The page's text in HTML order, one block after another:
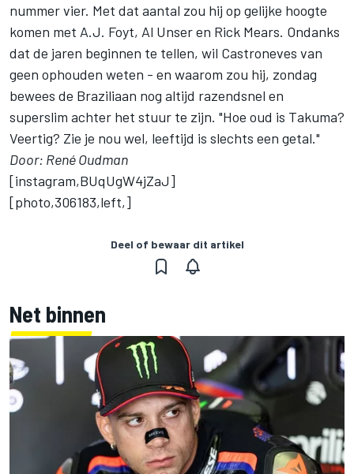
nummer vier. Met dat aantal zou hij op gelijke hoogte
komen met A.J. Foyt, Al Unser en Rick Mears. Ondanks
dat de jaren beginnen te tellen, wil Castroneves van
geen ophouden weten - en waarom zou hij, zondag
bewees de Braziliaan nog altijd razendsnel en
superslim achter het stuur te zijn. "Hoe oud is Takuma?
Veertig? Zie je nou wel, leeftijd is slechts een getal."
Door: René Oudman
[instagram,BUqUgW4jZaJ]
[photo,306183,left,]
Deel of bewaar dit artikel
Net binnen